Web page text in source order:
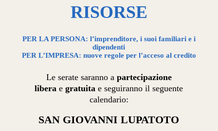
RISORSE
PER LA PERSONA: l’imprenditore, i suoi familiari e i
dipendenti
PER L’IMPRESA: nuove regole per l’acceso al credito
Le serate saranno a partecipazione
libera egratuita e seguiranno il seguente
calendario:
SAN GIOVANNI LUPATOTO